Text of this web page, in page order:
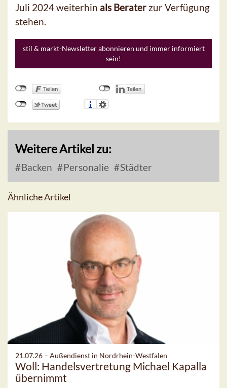
Juli 2024 weiterhin als Berater zur Verfügung
stehen.
stil & markt-Newsletter abonnieren und immer informiert
sein!
Weitere Artikel zu:
Backen Personalie Städter
Ähnliche Artikel
21.07.26 – Außendienst in Nordrhein-Westfalen
Woll: Handelsvertretung Michael Kapalla
übernimmt